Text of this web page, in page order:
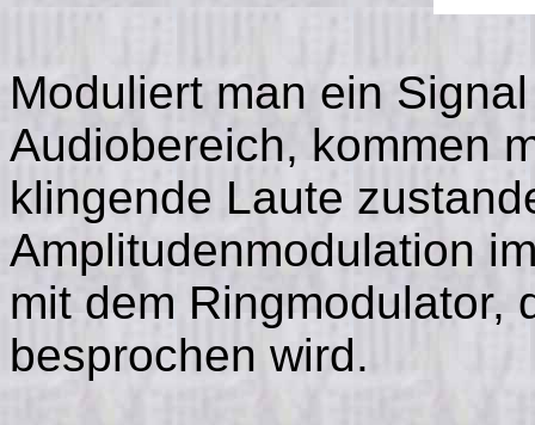
Moduliert man ein
Audiobereich, kommen
klingende Laute
Amplitudenmodulation
mit dem Ringmodulator,
besprochen wird.